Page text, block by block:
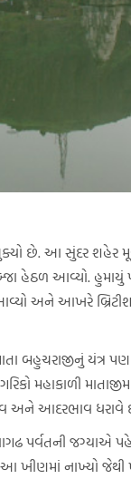
છે. આ સુંદર શહેર
હેઠળ આવ્યો.
અને આખરે
માતા બહુચરાજીનું યંત્ર
મહાકાળી
અને આદરભાવ ધરાવે
પર્વતની જગ્યાએ
આ ખીણમાં નાખ્યો